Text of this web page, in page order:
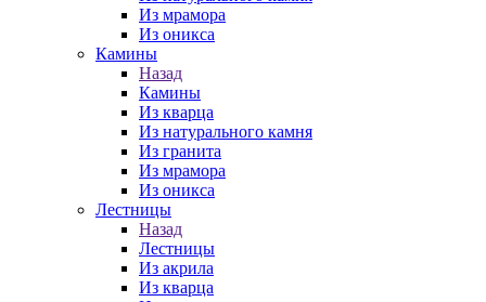
Из мрамора
Из оникса
Камины
Назад
Камины
Из кварца
Из натурального камня
Из гранита
Из мрамора
Из оникса
Лестницы
Назад
Лестницы
Из акрила
Из кварца